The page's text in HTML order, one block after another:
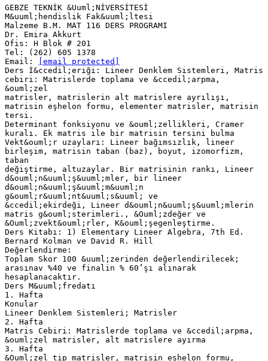
GEBZE TEKNİK &Uuml;NİVERSİTESİ
M&uuml;hendislik Fak&uuml;ltesi
Malzeme B.M. MAT 116 DERS PROGRAMI
Dr. Emira Akkurt
Ofis: H Blok # 201
Tel: (262) 605 1378
Email:
[email protected]
Ders İ&ccedil;eriği: Lineer Denklem Sistemleri, Matris
cebiri: Matrislerde toplama ve &ccedil;arpma,
&ouml;zel
matrisler, matrislerin alt matrislere ayrılışı,
matrisin eşhelon formu, elementer matrisler, matrisin
tersi.
Determinant fonksiyonu ve &ouml;zellikleri, Cramer
kuralı. Ek matris ile bir matrisin tersini bulma
Vekt&ouml;r uzayları: Lineer bağımsızlık, lineer
birleşim, matrisin taban (baz), boyut, izomorfizm,
taban
değiştirme, altuzaylar. Bir matrisinin rankı, Lineer
d&ouml;n&uuml;ş&uuml;mler, bir lineer
d&ouml;n&uuml;ş&uuml;m&uuml;n
g&ouml;r&uuml;nt&uuml;s&uuml; ve
&ccedil;ekirdeği, Lineer d&ouml;n&uuml;ş&uuml;mlerin
matris g&ouml;sterimleri., &Ouml;zdeğer ve
&Ouml;zvekt&ouml;rler, K&ouml;şegenleştirme.
Ders Kitabı: 1) Elementary Lineer Algebra, 7th Ed.
Bernard Kolman ve David R. Hill
Değerlendirme:
Toplam Skor 100 &uuml;zerinden değerlendirilecek;
arasınav %40 ve finalin % 60’şı alınarak
hesaplanacaktır.
Ders M&uuml;fredatı
1. Hafta
Konular
Lineer Denklem Sistemleri; Matrisler
2. Hafta
Matris Cebiri: Matrislerde toplama ve &ccedil;arpma,
&ouml;zel matrisler, alt matrislere ayırma
3. Hafta
&Ouml;zel tip matrisler, matrisin eşhelon formu,